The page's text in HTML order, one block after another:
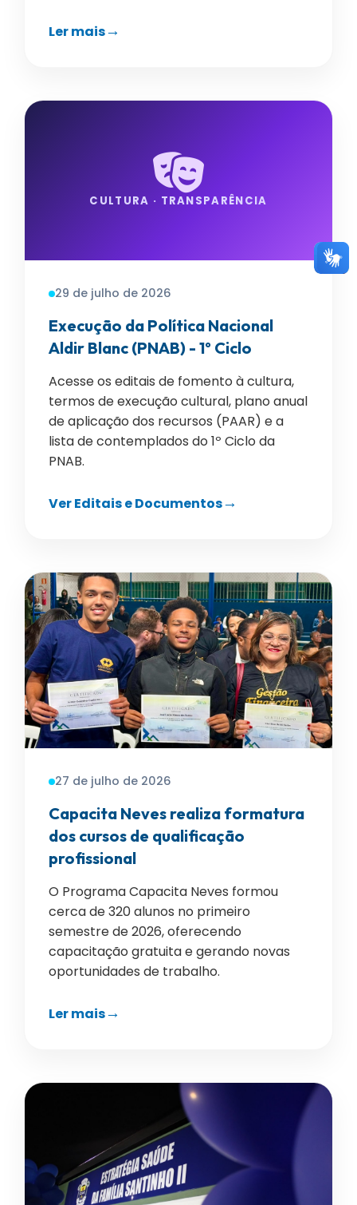
Ler mais
CULTURA · TRANSPARÊNCIA
29 de julho de 2026
Execução da Política Nacional
Aldir Blanc (PNAB) - 1º Ciclo
Acesse os editais de fomento à cultura,
termos de execução cultural, plano anual
de aplicação dos recursos (PAAR) e a
lista de contemplados do 1º Ciclo da
PNAB.
Ver Editais e Documentos
27 de julho de 2026
Capacita Neves realiza formatura
dos cursos de qualificação
profissional
O Programa Capacita Neves formou
cerca de 320 alunos no primeiro
semestre de 2026, oferecendo
capacitação gratuita e gerando novas
oportunidades de trabalho.
Ler mais